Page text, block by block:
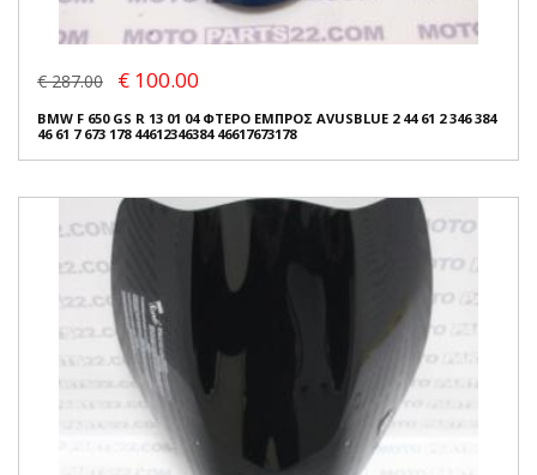
€ 287.00 € 100.00
BMW F 650 GS R 13 01 04 ΦΤΕΡΟ ΕΜΠΡΟΣ AVUSBLUE 2 44 61 2 346 384
46 61 7 673 178 44612346384 46617673178